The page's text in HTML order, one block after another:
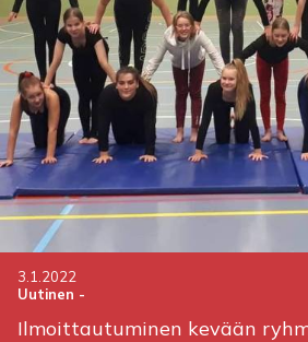
3.1.2022
Uutinen -
Ilmoittautuminen kevään